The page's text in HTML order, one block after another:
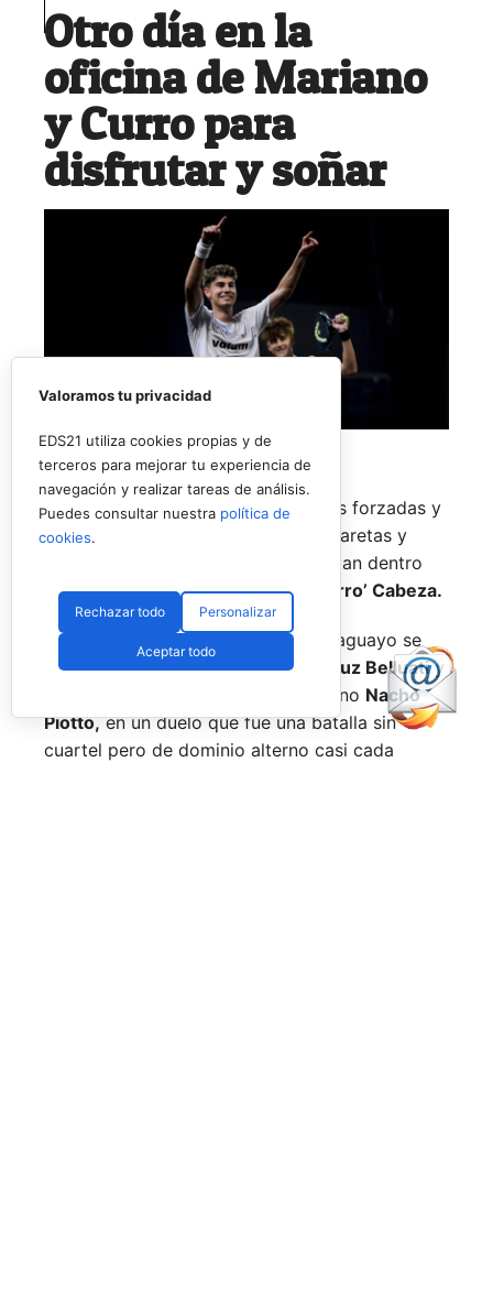
Otro día en la
oficina de Mariano
y Curro para
disfrutar y soñar
Siguen quemando etapas a marchas forzadas y
parece que por fin quitándose las caretas y
demostrando todo el pádel que llevan dentro
Mariano GonzálezyFrancisco ‘Curro’ Cabeza.
El joven español y su escudero paraguayo se
medían a la experiencia deJuan Cruz Belluatiy
a su compañero, el también argentino Nacho
Piotto,en un duelo que fue una batalla sin
cuartel pero de dominio alterno casi cada
Valoramos tu privacidad
EDS21 utiliza cookies propias y de
terceros para mejorar tu experiencia de
navegación y realizar tareas de análisis.
Puedes consultar nuestra política de
cookies.
Rechazar todo Personalizar
Aceptar todo